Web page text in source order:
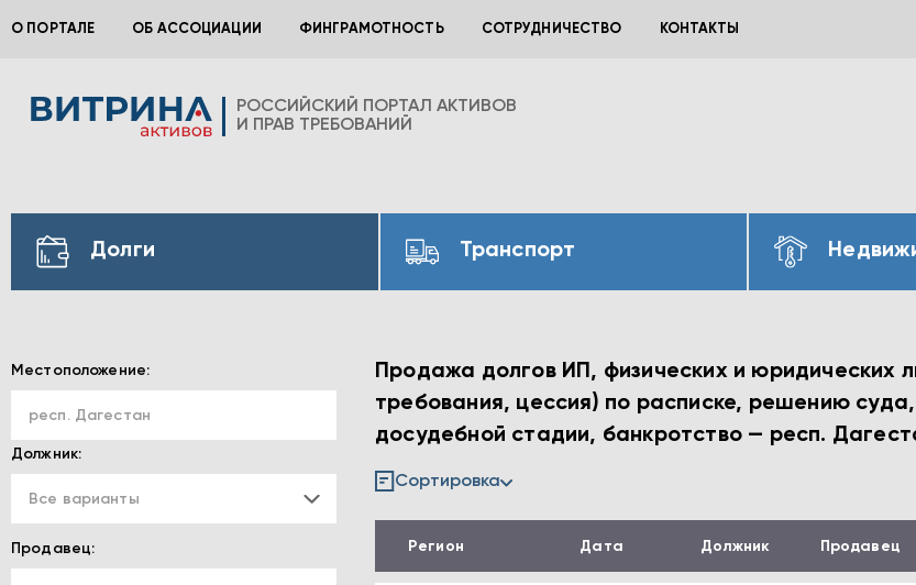
О ПОРТАЛЕ ОБ АССОЦИАЦИИ ФИНГРАМОТНОСТЬ СОТРУДНИЧЕСТВО КОНТАКТЫ
РОССИЙСКИЙ ПОРТАЛ АКТИВОВ
И ПРАВ ТРЕБОВАНИЙ
Долги Транспорт
Местоположение:
респ. Дагестан
Должник:
Все варианты
Продавец:
Продажа долгов ИП, физических и юридических
требования, цессия) по расписке, решению
досудебной стадии, банкротство — респ.
Сортировка
Регион Дата Должник Продавец